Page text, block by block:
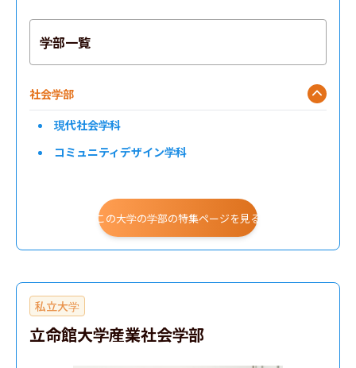
学部一覧
社会学部
現代社会学科
コミュニティデザイン学科
この大学の学部の特集ページを見る
私立大学
立命館大学産業社会学部